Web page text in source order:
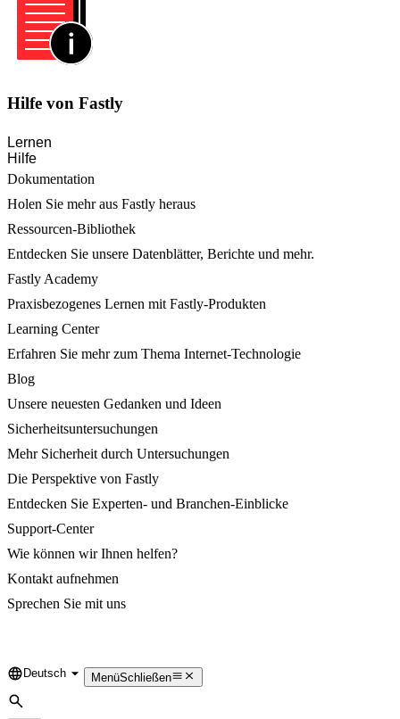
Hilfe von Fastly
Lernen
Hilfe
Dokumentation
Holen Sie mehr aus Fastly heraus
Ressourcen-Bibliothek
Entdecken Sie unsere Datenblätter, Berichte und mehr.
Fastly Academy
Praxisbezogenes Lernen mit Fastly-Produkten
Learning Center
Erfahren Sie mehr zum Thema Internet-Technologie
Blog
Unsere neuesten Gedanken und Ideen
Sicherheitsuntersuchungen
Mehr Sicherheit durch Untersuchungen
Die Perspektive von Fastly
Entdecken Sie Experten- und Branchen-Einblicke
Support-Center
Wie können wir Ihnen helfen?
Kontakt aufnehmen
Sprechen Sie mit uns
Language
Deutsch MenüSchließen
Suche